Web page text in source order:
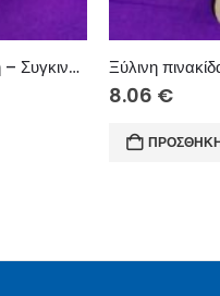
Ξύλινη πινακίδα με χαραγμένο μήνυμα για φίλη – Συγκινητικό δώρο Ξύλινη
8.06 €